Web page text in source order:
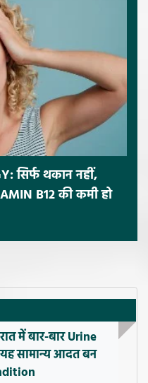
सिर्फ थकान नहीं,
B12 की कमी हो
में बार-बार Urine
सामान्य आदत बन